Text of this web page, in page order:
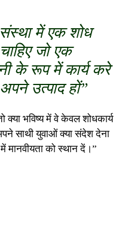
में एक शोध
जो एक
के रूप में कार्य करे
उत्पाद हों”
भविष्य में वे केवल शोधकार्य
साथी युवाओं क्या संदेश देना
को स्थान दें।”